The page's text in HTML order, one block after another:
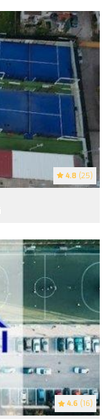
4.8 (25)
4.6 (16)